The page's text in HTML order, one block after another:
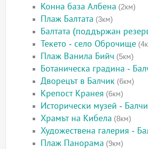
Конна база Албена (2км)
Плаж Балтата (3км)
Балтата (поддържан
Текето - село Оброчище
Плаж Ванила Бийч (5км)
Ботаническа градина -
Дворецът в Балчик (6км)
Крепост Кранея (6км)
Исторически музей -
Храмът на Кибела (8км)
Художествена галерия -
Плаж Панорама (9км)